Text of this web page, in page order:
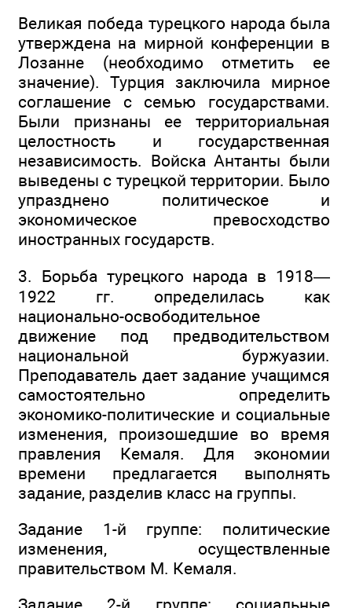
Великая победа турецкого народа была
утверждена на мирной конференции в
Лозанне (необходимо отметить ее
значение). Турция заключила мирное
соглашение с семью государствами.
Были признаны ее территориальная
целостность и государственная
независимость. Войска Антанты были
выведены с турецкой территории. Было
упразднено политическое и
экономическое превосходство
иностранных государств.
3. Борьба турецкого народа в 1918—
1922 гг. определилась как
национально-освободительное
движение под предводительством
национальной буржуазии.
Преподаватель дает задание учащимся
самостоятельно определить
экономико-политические и социальные
изменения, произошедшие во время
правления Кемаля. Для экономии
времени предлагается выполнять
задание, разделив класс на группы.
Задание 1-й группе: политические
изменения, осуществленные
правительством М. Кемаля.